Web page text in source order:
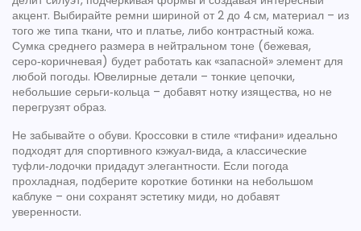
акцент. Выбирайте ремни шириной от 2 до 4 см, материал – из
того же типа ткани, что и платье, либо контрастный кожа.
Сумка среднего размера в нейтральном тоне (бежевая,
серо‑коричневая) будет работать как «запасной» элемент для
любой погоды. Ювелирные детали – тонкие цепочки,
небольшие серьги‑кольца – добавят нотку изящества, но не
перегрузят образ.
Не забывайте о обуви. Кроссовки в стиле «тифани» идеально
подходят для спортивного кэжуал‑вида, а классические
туфли‑лодочки придадут элегантности. Если погода
прохладная, подберите короткие ботинки на небольшом
каблуке – они сохранят эстетику миди, но добавят
уверенности.